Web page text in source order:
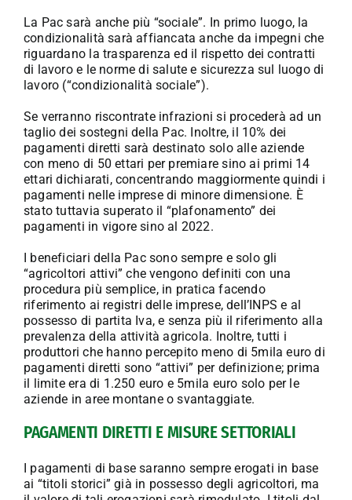
La Pac sarà anche più “sociale”. In primo luogo, la
condizionalità sarà affiancata anche da impegni che
riguardano la trasparenza ed il rispetto dei contratti
di lavoro e le norme di salute e sicurezza sul luogo di
lavoro (“condizionalità sociale”).
Se verranno riscontrate infrazioni si procederà ad un
taglio dei sostegni della Pac. Inoltre, il 10% dei
pagamenti diretti sarà destinato solo alle aziende
con meno di 50 ettari per premiare sino ai primi 14
ettari dichiarati, concentrando maggiormente quindi i
pagamenti nelle imprese di minore dimensione. È
stato tuttavia superato il “plafonamento” dei
pagamenti in vigore sino al 2022.
I beneficiari della Pac sono sempre e solo gli
“agricoltori attivi” che vengono definiti con una
procedura più semplice, in pratica facendo
riferimento ai registri delle imprese, dell’INPS e al
possesso di partita Iva, e senza più il riferimento alla
prevalenza della attività agricola. Inoltre, tutti i
produttori che hanno percepito meno di 5mila euro di
pagamenti diretti sono “attivi” per definizione; prima
il limite era di 1.250 euro e 5mila euro solo per le
aziende in aree montane o svantaggiate.
PAGAMENTI DIRETTI E MISURE SETTORIALI
I pagamenti di base saranno sempre erogati in base
ai “titoli storici” già in possesso degli agricoltori, ma